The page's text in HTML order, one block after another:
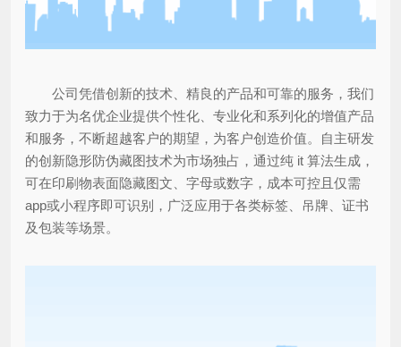
公司凭借创新的技术、精良的产品和可靠的服务，我们
致力于为名优企业提供个性化、专业化和系列化的增值产品
和服务，不断超越客户的期望，为客户创造价值。自主研发
的创新隐形防伪藏图技术为市场独占，通过纯 it 算法生成，
可在印刷物表面隐藏图文、字母或数字，成本可控且仅需
app或小程序即可识别，广泛应用于各类标签、吊牌、证书
及包装等场景。